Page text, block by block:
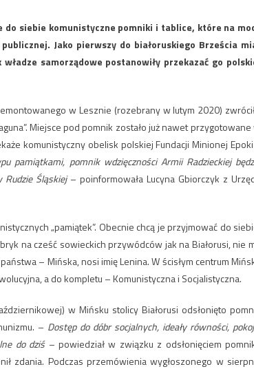
do siebie komunistyczne pomniki i tablice, które na
Jako pierwszy do białoruskiego Brześcia
samorządowe postanowiły przekazać go
w Lesznie (rozebrany w lutym 2020)
Miejsce pod pomnik zostało już nawet przygotowane
komunistyczny obelisk polskiej Fundacji Minionej
pamiątkami, pomnik wdzięczności Armii Radzieckiej
Śląskiej– poinformowała Lucyna Gbiorczyk z
„pamiątek”. Obecnie chcą je przyjmować do
na cześć sowieckich przywódców jak na Białorusi, nie
– Mińska, nosi imię Lenina. W ścisłym centrum
a do kompletu – Komunistyczna i Socjalistyczna.
w Mińsku stolicy Białorusi odsłonięto
– Dostęp do dóbr socjalnych, ideały równości,
do dziś– powiedział w związku z odsłonięciem
zdania. Podczas przemówienia wygłoszonego w